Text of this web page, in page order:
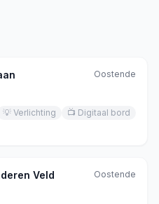
Oostende
💡 Verlichting 📺 Digitaal bord
Veld Oostende